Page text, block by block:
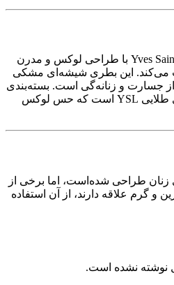
بطری Yves Saint Laurent Black Opium با طراحی لوکس و مدرن
می‌کند. این بطری شیشه‌ای مشکی
جسارت و زنانه‌گی است. بسته‌بندی
آن نیز به رنگ مشکی با لوگوی طلایی YSL است که حس لوکس
طراحی شده‌است، اما برخی از
و گرم علاقه دارند، از آن استفاده
نوشته نشده است.